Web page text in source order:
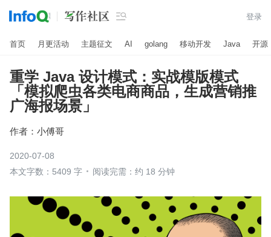
 登录
首页 月更活动 主题征文 AI golang 移动开发 Java 开源
重学 Java 设计模式：实战模版模式
「模拟爬虫各类电商商品，生成营销推
广海报场景」
作者： 小傅哥
2020-07-08
本文字数：5409 字
阅读完需：约 18 分钟